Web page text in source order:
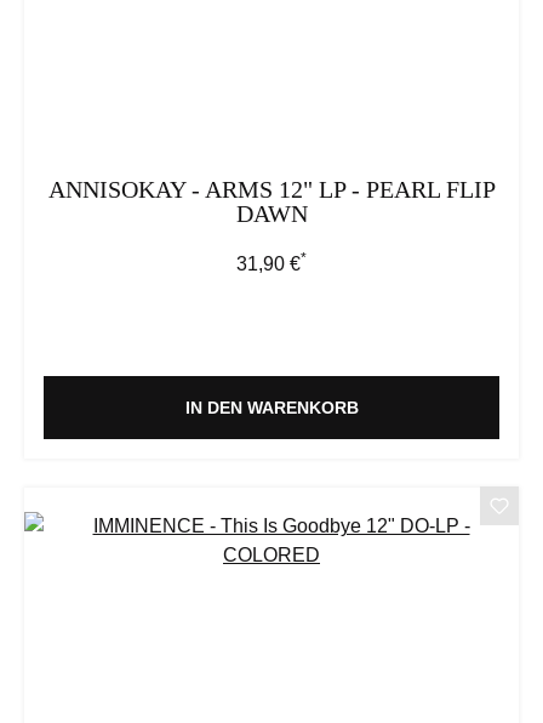
ANNISOKAY - ARMS 12" LP - PEARL FLIP
DAWN
Regulärer Preis:
31,90 €*
IN DEN WARENKORB